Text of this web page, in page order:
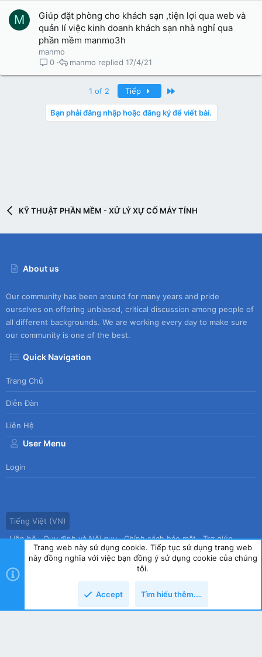
M
Giúp đặt phòng cho khách sạn ,tiện lợi qua web và
quản lí việc kinh doanh khách sạn nhà nghỉ qua
phần mềm manmo3h
manmo
0
17/4/21
manmo
1 of 2 Tiếp
Bạn phải đăng nhập hoặc đăng ký để viết bài.
KỸ THUẬT PHẦN MỀM - XỬ LÝ XỰ CỐ MÁY TÍNH
About us
Our community has been around for many years and pride
ourselves on offering unbiased, critical discussion among people of
all different backgrounds. We are working every day to make sure
our community is one of the best.
Quick Navigation
Trang Chủ
Diễn Đàn
Liên Hệ
User Menu
Login
Tiếng Việt (VN)
Liên hệ
Quy định và Nội quy Chính sách bảo mật
Trợ giúp
Trang chủ
R
copyright by Tin học Thế hệ mới
Trang web này sử dụng cookie. Tiếp tục sử dụng trang web
này đồng nghĩa với việc bạn đồng ý sử dụng cookie của chúng
tôi.
Accept Tìm hiểu thêm.…